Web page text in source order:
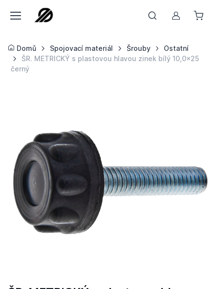
Můj účet
Domů Spojovací materiál Šrouby
Ostatní
ŠR. METRICKÝ s plastovou hlavou zinek bílý 10,0x25
černý